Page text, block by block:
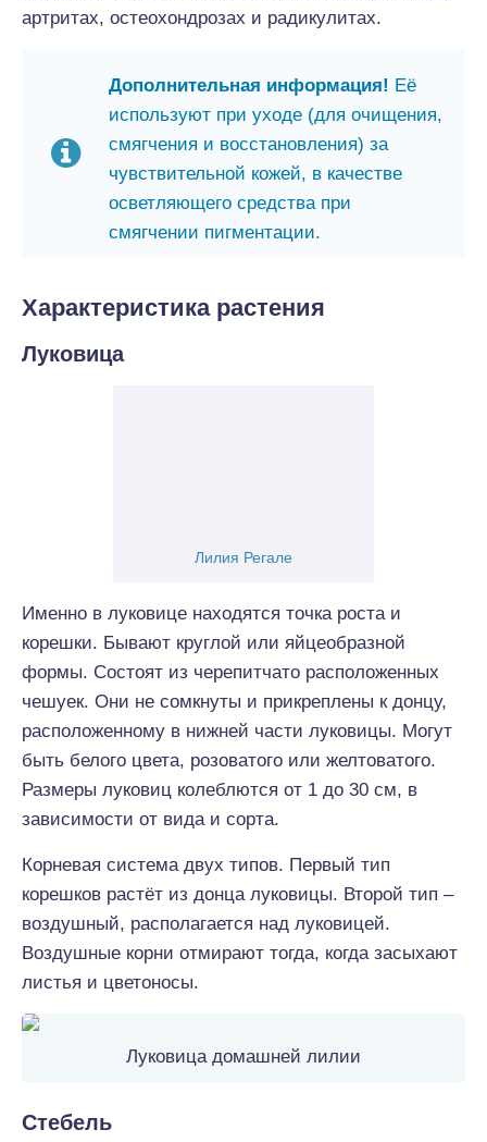
артритах, остеохондрозах и радикулитах.
Дополнительная информация! Её
используют при уходе (для очищения,
смягчения и восстановления) за
чувствительной кожей, в качестве
осветляющего средства при
смягчении пигментации.
Характеристика растения
Луковица
Лилия Регале
Именно в луковице находятся точка роста и
корешки. Бывают круглой или яйцеобразной
формы. Состоят из черепитчато расположенных
чешуек. Они не сомкнуты и прикреплены к донцу,
расположенному в нижней части луковицы. Могут
быть белого цвета, розоватого или желтоватого.
Размеры луковиц колеблются от 1 до 30 см, в
зависимости от вида и сорта.
Корневая система двух типов. Первый тип
корешков растёт из донца луковицы. Второй тип –
воздушный, располагается над луковицей.
Воздушные корни отмирают тогда, когда засыхают
листья и цветоносы.
Луковица домашней лилии
Стебель